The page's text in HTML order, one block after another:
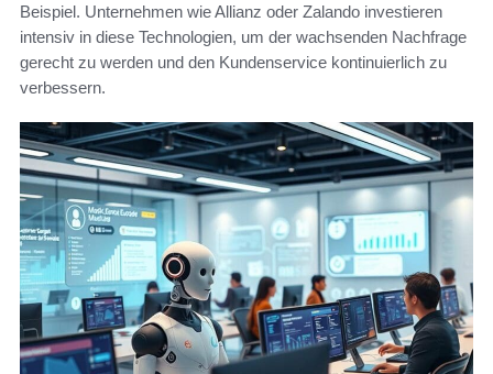
Beispiel. Unternehmen wie Allianz oder Zalando investieren
intensiv in diese Technologien, um der wachsenden Nachfrage
gerecht zu werden und den Kundenservice kontinuierlich zu
verbessern.